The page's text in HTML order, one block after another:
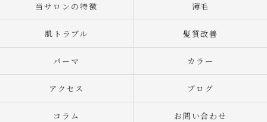
当サロンの特徴 薄毛
肌トラブル 髪質改善
パーマ カラー
アクセス ブログ
コラム お問い合わせ